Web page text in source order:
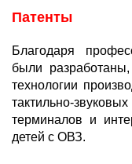
Патенты
Благодаря
были
технологии
тактильно-
терминалов и
детей с ОВЗ.